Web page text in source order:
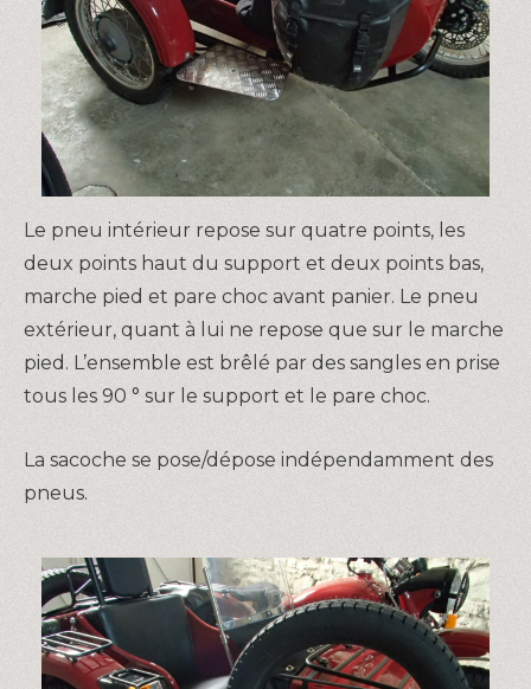
Le pneu intérieur repose sur quatre points, les
deux points haut du support et deux points bas,
marche pied et pare choc avant panier. Le pneu
extérieur, quant à lui ne repose que sur le marche
pied. L’ensemble est brêlé par des sangles en prise
tous les 90 ° sur le support et le pare choc.
La sacoche se pose/dépose indépendamment des
pneus.